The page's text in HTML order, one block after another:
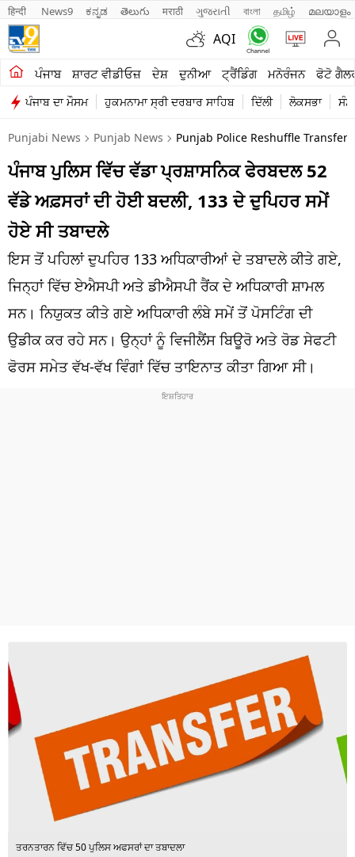
हिन्दी News9 ಕನ್ನಡ తెలుగు मराठी ગુજરાતી বাংলা தமிழ் മലയാളം
AQI
ਪੰਜਾਬ ਸ਼ਾਰਟ ਵੀਡੀਓਜ਼ ਦੇਸ਼ ਦੁਨੀਆ ਟ੍ਰੈਂਡਿੰਗ ਮਨੋਰੰਜਨ ਫੋਟੋ
ਪੰਜਾਬ ਦਾ ਮੌਸਮ ਹੁਕਮਨਾਮਾ ਸ੍ਰੀ ਦਰਬਾਰ ਸਾਹਿਬ ਦਿੱਲੀ ਲੋਕਸਭਾ
ਖੇਤੀਬਾੜੀ
ਸ਼ਾਰਟ ਵੀਡੀਓਜ਼
ਕਾਰੋਬਾਰ
ਕਰਿਅਰ
ਮਨੋਰੰਜਨ
ਦੇਸ਼
ਲਾਈਫ ਸਟਾਈਲ
ਪੰਜਾਬ
ਧਰਮ
Punjabi News Punjab News Punjab Police Reshuffle
ਪੰਜਾਬ ਪੁਲਿਸ ਵਿੱਚ ਵੱਡਾ ਪ੍ਰਸ਼ਾਸਨਿਕ ਫੇਰਬਦਲ 52
ਵੱਡੇ ਅਫ਼ਸਰਾਂ ਦੀ ਹੋਈ ਬਦਲੀ, 133 ਦੇ ਦੁਪਿਹਰ ਸਮੇਂ
ਹੋਏ ਸੀ ਤਬਾਦਲੇ
ਇਸ ਤੋਂ ਪਹਿਲਾਂ ਦੁਪਹਿਰ 133 ਅਧਿਕਾਰੀਆਂ ਦੇ ਤਬਾਦਲੇ ਕੀਤੇ ਗਏ,
ਜਿਨ੍ਹਾਂ ਵਿੱਚ ਏਐਸਪੀ ਅਤੇ ਡੀਐਸਪੀ ਰੈਂਕ ਦੇ ਅਧਿਕਾਰੀ ਸ਼ਾਮਲ
ਸਨ। ਨਿਯੁਕਤ ਕੀਤੇ ਗਏ ਅਧਿਕਾਰੀ ਲੰਬੇ ਸਮੇਂ ਤੋਂ ਪੋਸਟਿੰਗ ਦੀ
ਉਡੀਕ ਕਰ ਰਹੇ ਸਨ। ਉਨ੍ਹਾਂ ਨੂੰ ਵਿਜੀਲੈਂਸ ਬਿਊਰੋ ਅਤੇ ਰੋਡ ਸੇਫਟੀ
ਫੋਰਸ ਸਮੇਤ ਵੱਖ-ਵੱਖ ਵਿੰਗਾਂ ਵਿੱਚ ਤਾਇਨਾਤ ਕੀਤਾ ਗਿਆ ਸੀ।
ਤਰਨਤਾਰਨ ਵਿੱਚ 50 ਪੁਲਿਸ ਅਫਸਰਾਂ ਦਾ ਤਬਾਦਲਾ